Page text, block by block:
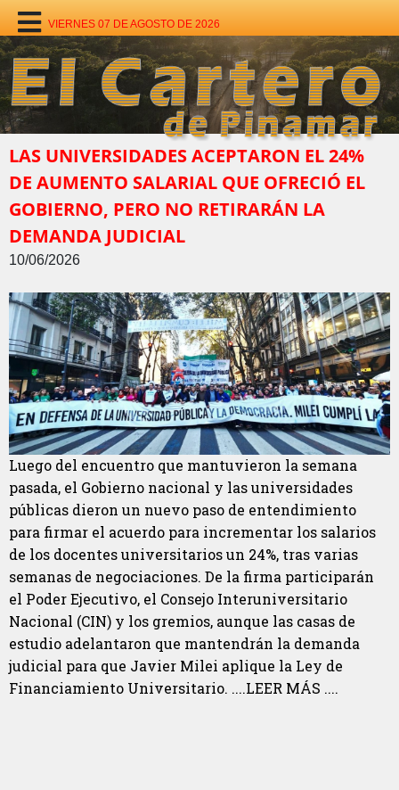
VIERNES 07 DE AGOSTO DE 2026
LAS UNIVERSIDADES ACEPTARON EL 24%
DE AUMENTO SALARIAL QUE OFRECIÓ EL
GOBIERNO, PERO NO RETIRARÁN LA
DEMANDA JUDICIAL
10/06/2026
Luego del encuentro que mantuvieron la semana
pasada, el Gobierno nacional y las universidades
públicas dieron un nuevo paso de entendimiento
para firmar el acuerdo para incrementar los salarios
de los docentes universitarios un 24%, tras varias
semanas de negociaciones. De la firma participarán
el Poder Ejecutivo, el Consejo Interuniversitario
Nacional (CIN) y los gremios, aunque las casas de
estudio adelantaron que mantendrán la demanda
judicial para que Javier Milei aplique la Ley de
Financiamiento Universitario. ....LEER MÁS ....